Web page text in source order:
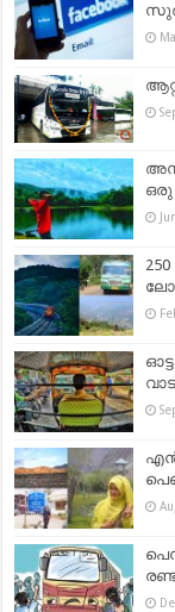
ഒരു